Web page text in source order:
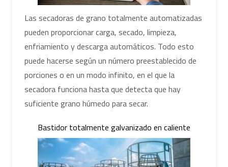
Las secadoras de grano totalmente automatizadas
pueden proporcionar carga, secado, limpieza,
enfriamiento y descarga automáticos. Todo esto
puede hacerse según un número preestablecido de
porciones o en un modo infinito, en el que la
secadora funciona hasta que detecta que hay
suficiente grano húmedo para secar.
Bastidor totalmente galvanizado en caliente